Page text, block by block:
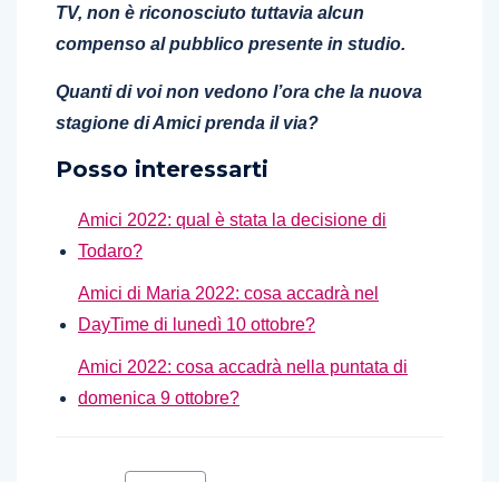
TV, non è riconosciuto tuttavia alcun
compenso al pubblico presente in studio.
Quanti di voi non vedono l’ora che la nuova
stagione di Amici prenda il via?
Posso interessarti
Amici 2022: qual è stata la decisione di
Todaro?
Amici di Maria 2022: cosa accadrà nel
DayTime di lunedì 10 ottobre?
Amici 2022: cosa accadrà nella puntata di
domenica 9 ottobre?